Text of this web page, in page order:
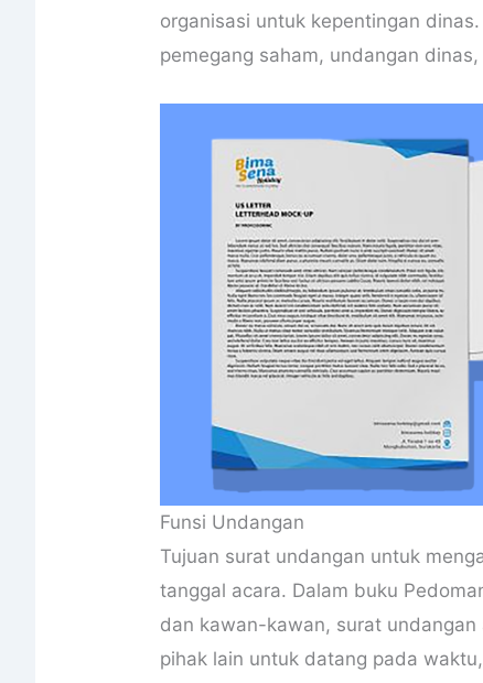
organisasi untuk kepentingan
pemegang saham, undangan
Funsi Undangan
Tujuan surat undangan untuk
tanggal acara. Dalam buku
dan kawan-kawan, surat
pihak lain untuk datang pada